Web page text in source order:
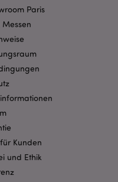
Paris
Kunden
und Ethik
kann die
Domain